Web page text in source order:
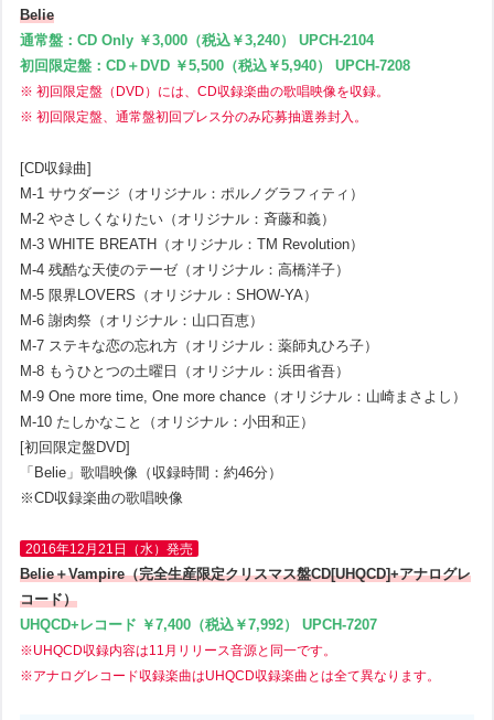
Belie
通常盤：CD Only ￥3,000（税込￥3,240） UPCH-2104
初回限定盤：CD＋DVD ￥5,500（税込￥5,940） UPCH-7208
※ 初回限定盤（DVD）には、CD収録楽曲の歌唱映像を収録。
※ 初回限定盤、通常盤初回プレス分のみ応募抽選券封入。
[CD収録曲]
M-1 サウダージ（オリジナル：ポルノグラフィティ）
M-2 やさしくなりたい（オリジナル：斉藤和義）
M-3 WHITE BREATH（オリジナル：TM Revolution）
M-4 残酷な天使のテーゼ（オリジナル：高橋洋子）
M-5 限界LOVERS（オリジナル：SHOW-YA）
M-6 謝肉祭（オリジナル：山口百恵）
M-7 ステキな恋の忘れ方（オリジナル：薬師丸ひろ子）
M-8 もうひとつの土曜日（オリジナル：浜田省吾）
M-9 One more time, One more chance（オリジナル：山崎まさよし）
M-10 たしかなこと（オリジナル：小田和正）
[初回限定盤DVD]
「Belie」歌唱映像（収録時間：約46分）
※CD収録楽曲の歌唱映像
2016年12月21日（水）発売
Belie＋Vampire（完全生産限定クリスマス盤CD[UHQCD]+アナログレ
コード）
UHQCD+レコード ￥7,400（税込￥7,992） UPCH-7207
※UHQCD収録内容は11月リリース音源と同一です。
※アナログレコード収録楽曲はUHQCD収録楽曲とは全て異なります。